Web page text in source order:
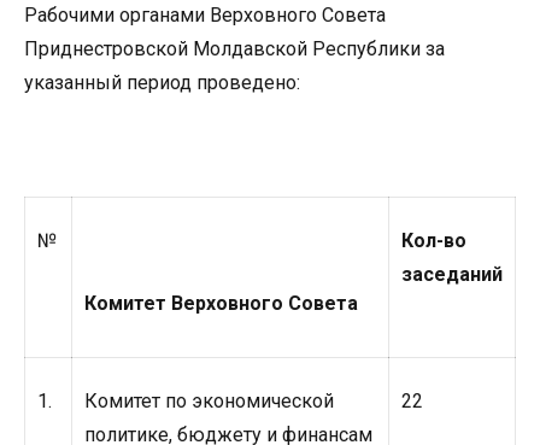
Рабочими органами Верховного Совета
Приднестровской Молдавской Республики за
указанный период проведено:
№
Комитет Верховного Совета
Кол-во
заседаний
1.
Комитет по экономической
политике, бюджету и финансам
22